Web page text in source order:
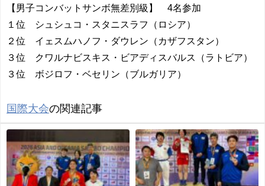
【男子コンバットサンボ無差別級】 4名参加
１位 シュシュコ・スタニスラフ（ロシア）
２位 イェスムハノフ・ダウレン（カザフスタン）
３位 クワルナビスキス・ビアディスバルス（ラトビア）
３位 ボジロフ・ベセリン（ブルガリア）
国際大会の関連記事